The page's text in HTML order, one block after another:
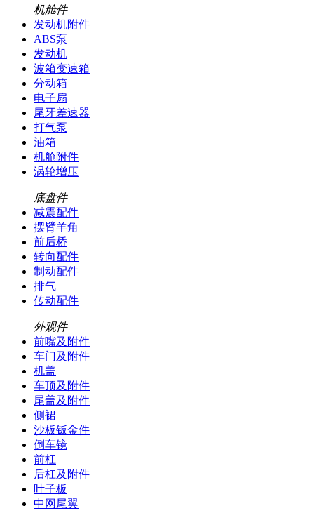
机舱件
发动机附件
ABS泵
发动机
波箱变速箱
分动箱
电子扇
尾牙差速器
打气泵
油箱
机舱附件
涡轮增压
底盘件
减震配件
摆臂羊角
前后桥
转向配件
制动配件
排气
传动配件
外观件
前嘴及附件
车门及附件
机盖
车顶及附件
尾盖及附件
侧裙
沙板钣金件
倒车镜
前杠
后杠及附件
叶子板
中网尾翼